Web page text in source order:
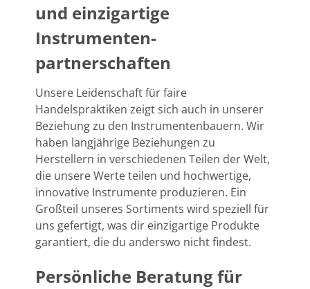
und einzigartige
Instrumenten-
partnerschaften
Unsere Leidenschaft für faire
Handelspraktiken zeigt sich auch in unserer
Beziehung zu den Instrumentenbauern. Wir
haben langjährige Beziehungen zu
Herstellern in verschiedenen Teilen der Welt,
die unsere Werte teilen und hochwertige,
innovative Instrumente produzieren. Ein
Großteil unseres Sortiments wird speziell für
uns gefertigt, was dir einzigartige Produkte
garantiert, die du anderswo nicht findest.
Persönliche Beratung für